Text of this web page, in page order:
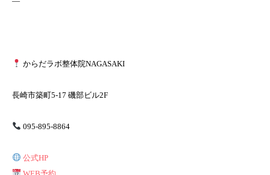
からだラボ整体院NAGASAKI
長崎市築町5-17 磯部ビル2F
095-895-8864
公式HP